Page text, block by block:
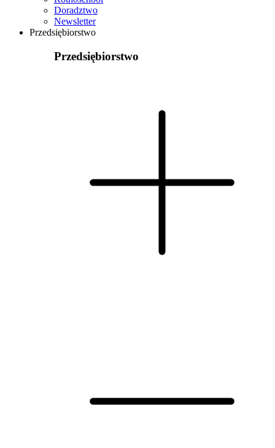
Doradztwo
Newsletter
Przedsiębiorstwo
Przedsiębiorstwo